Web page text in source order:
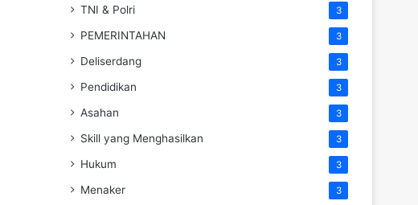
TNI & Polri 3
PEMERINTAHAN 3
Deliserdang 3
Pendidikan 3
Asahan 3
Skill yang Menghasilkan 3
Hukum 3
Menaker 3